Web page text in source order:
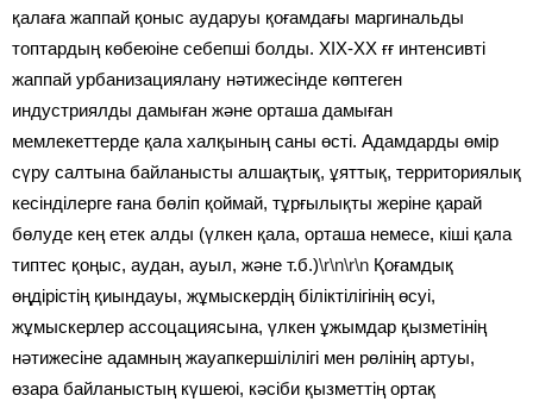
қалаға жаппай қоныс аударуы қоғамдағы маргинальды
топтардың көбеюіне себепші болды. ХІХ-ХХ ғғ интенсивті
жаппай урбанизациялану нәтижесінде көптеген
индустриялды дамыған және орташа дамыған
мемлекеттерде қала халқының саны өсті. Адамдарды өмір
сүру салтына байланысты алшақтық, ұяттық, территориялық
кесінділерге ғана бөліп қоймай, тұрғылықты жеріне қарай
бөлуде кең етек алды (үлкен қала, орташа немесе, кіші қала
типтес қоңыс, аудан, ауыл, және т.б.)\r\n\r\n Қоғамдық
өңдірістің қиындауы, жұмыскердің біліктілігінің өсуі,
жұмыскерлер ассоцациясына, үлкен ұжымдар қызметінің
нәтижесіне адамның жауапкершілілігі мен рөлінің артуы,
өзара байланыстың күшеюі, кәсіби қызметтің ортақ